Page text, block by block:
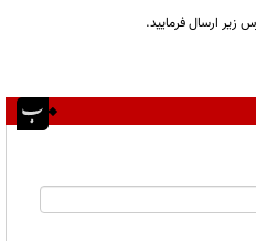
زیر ارسال فرمایید.